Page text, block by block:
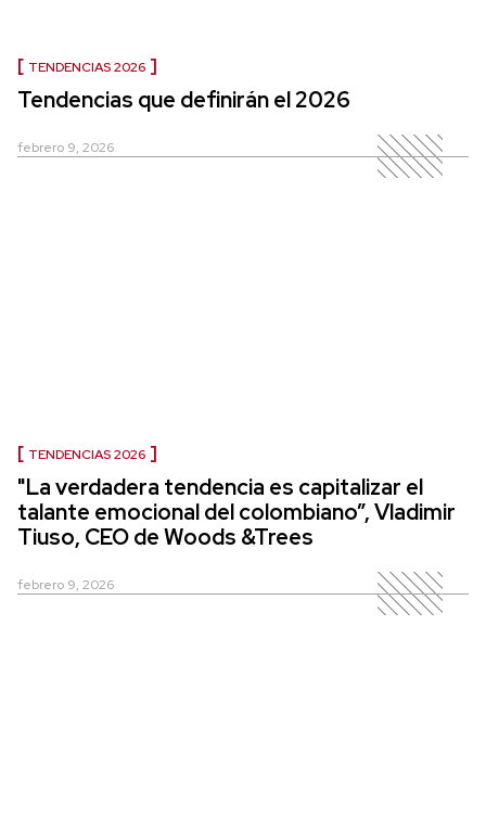
TENDENCIAS 2026
Tendencias que definirán el 2026
febrero 9, 2026
TENDENCIAS 2026
"La verdadera tendencia es capitalizar el
talante emocional del colombiano”, Vladimir
Tiuso, CEO de Woods &Trees
febrero 9, 2026